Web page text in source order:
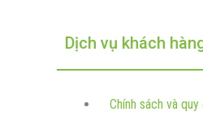
Dịch vụ khách
Chính sách và